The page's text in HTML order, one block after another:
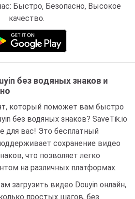
Быстро, Безопасно, Высокое
качество.
без водяных знаков и
который поможет вам быстро
без водяных знаков? SaveTik.io
для вас! Это бесплатный
сохранение видео
что позволяет легко
на различных платформах.
загрузить видео Douyin онлайн,
простых шагов, без